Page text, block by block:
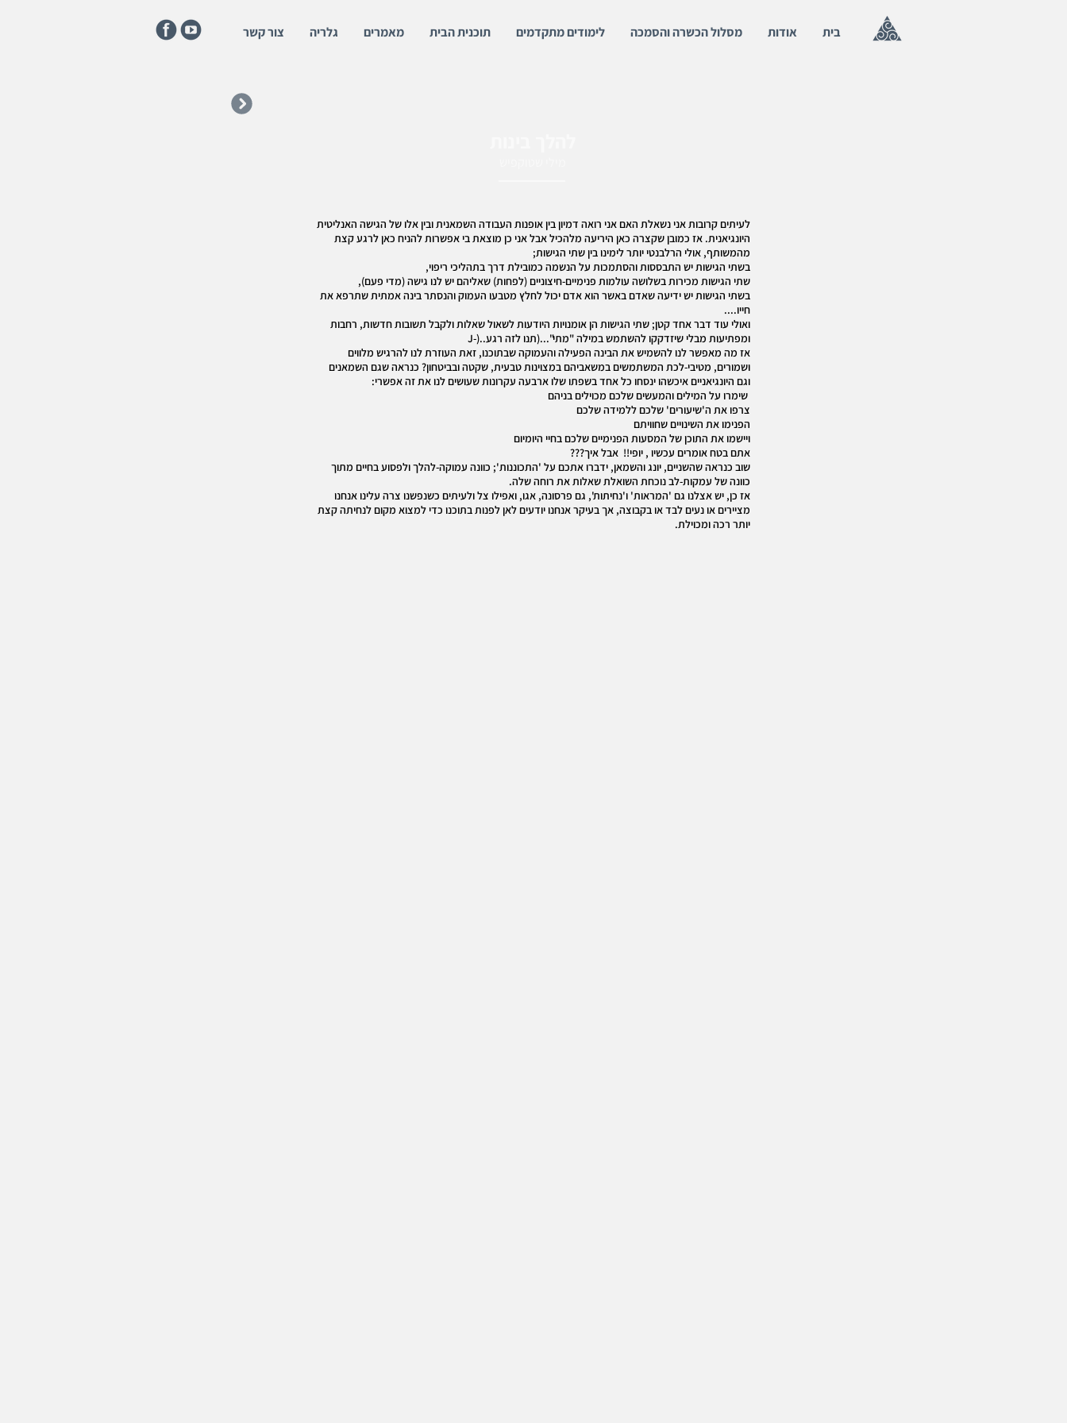
בית אודות מסלול הכשרה והסמכה לימודים מתקדמים תוכנית הבית מאמרים גלריה צור קשר
לעיתים קרובות אני נשאלת האם אני רואה דמיון בין אופנות העבודה השמאנית ובין אלו של הגישה האנליטית
היונגיאנית. אז כמובן שקצרה כאן היריעה מלהכיל אבל אני כן מוצאת בי אפשרות להניח כאן לרגע קצת
מהמשותף, אולי הרלבנטי יותר לימינו בין שתי הגישות;
בשתי הגישות יש התבססות והסתמכות על הנשמה כמובילת דרך בתהליכי ריפוי,
שתי הגישות מכירות בשלושה עולמות פנימיים-חיצוניים (לפחות) שאליהם יש לנו גישה (מדי פעם),
בשתי הגישות יש ידיעה שאדם באשר הוא אדם יכול לחלץ מטבעו העמוק והנסתר בינה אמתית שתרפא את
חייו....
ואולי עוד דבר אחד קטן; שתי הגישות הן אומנויות היודעות לשאול שאלות ולקבל תשובות חדשות, רחבות
ומפתיעות מבלי שיזדקקו להשתמש במילה "מתי"...(תנו לזה רגע..(-J
אז מה מאפשר לנו להשמיש את הבינה הפעילה והעמוקה שבתוכנו, זאת העוזרת לנו להרגיש מלווים
ושמורים, מטיבי-לכת המשתמשים במשאביהם במצוינות טבעית, שקטה ובביטחון? כנראה שגם השמאנים
וגם היונגיאניים איכשהו ינסחו כל אחד בשפתו שלו ארבעה עקרונות שעושים לנו את זה אפשרי:
שימרו על המילים והמעשים שלכם מכוילים בניהם
צרפו את ה'שיעורים' שלכם ללמידה שלכם
הפנימו את השינויים שחוויתם
ויישמו את התוכן של המסעות הפנימיים שלכם בחיי היומיום
אתם בטח אומרים עכשיו , יופי!! אבל איך???
שוב כנראה שהשניים, יונג והשמאן, ידברו אתכם על 'התכוננות'; כוונה עמוקה-להלך ולפסוע בחיים מתוך
כוונה של עמקות-לב נוכחת השואלת שאלות את רוחה שלה.
אז כן, יש אצלנו גם 'המראות' ו'נחיתות', גם פרסונה, אגו, ואפילו צל ולעיתים כשנפשנו צרה עלינו אנחנו
מציירים או נעים לבד או בקבוצה, אך בעיקר אנחנו יודעים לאן לפנות בתוכנו כדי למצוא מקום לנחיתה קצת
יותר רכה ומכוילת.